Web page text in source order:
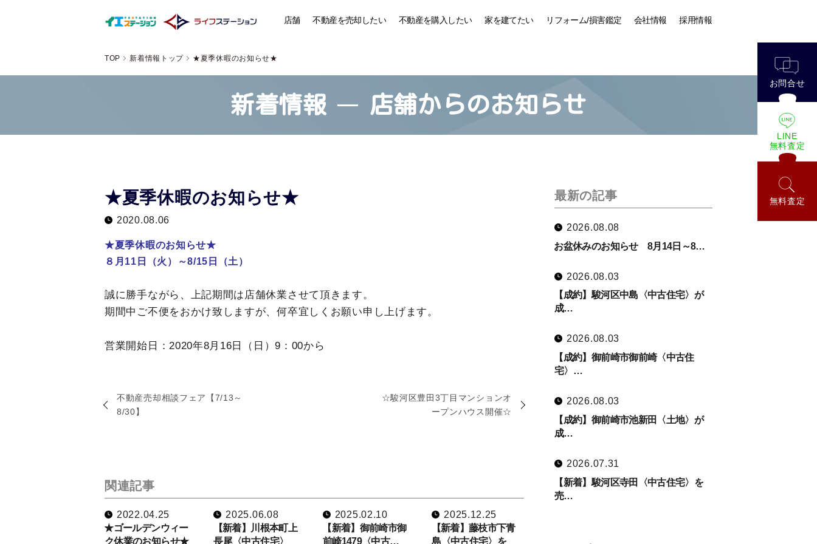
店舗 不動産を売却したい 不動産を購入したい 家を建てたい リフォーム/損害鑑定 会社情報 採用情報
お問合せ
LINE
無料査定
無料査定
TOP 新着情報トップ ★夏季休暇のお知らせ★
新着情報 店舗からのお知らせ
★夏季休暇のお知らせ★
2020.08.06
★夏季休暇のお知らせ★
８月11日（火）～8/15日（土）
誠に勝手ながら、上記期間は店舗休業させて頂きます。
期間中ご不便をおかけ致しますが、何卒宜しくお願い申し上げます。
営業開始日：2020年8月16日（日）9：00から
不動産売却相談フェア【7/13～
8/30】
☆駿河区豊田3丁目マンションオ
ープンハウス開催☆
関連記事
2022.04.25
★ゴールデンウィー
ク休業のお知らせ★
2025.06.08
【新着】川根本町上
長尾〈中古住宅〉
2025.02.10
【新着】御前崎市御
前崎1479〈中古…
2025.12.25
【新着】藤枝市下青
島〈中古住宅〉を
最新の記事
2026.08.08
お盆休みのお知らせ 8月14日～8…
2026.08.03
【成約】駿河区中島〈中古住宅〉が
成…
2026.08.03
【成約】御前崎市御前崎〈中古住
宅〉…
2026.08.03
【成約】御前崎市池新田〈土地〉が
成…
2026.07.31
【新着】駿河区寺田〈中古住宅〉を
売…